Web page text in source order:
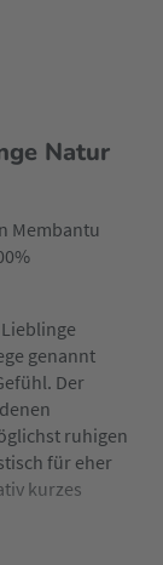
Natur
Membantu
genannt
Der
ruhigen
für eher
kurzes